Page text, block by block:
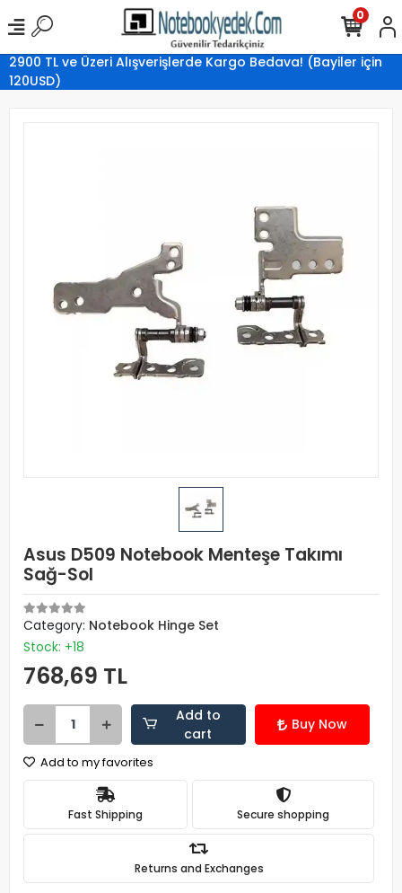
2900 TL ve Üzeri Alışverişlerde Kargo Bedava! (Bayiler için
120USD)
0
Asus D509 Notebook Menteşe Takımı
Sağ-Sol
Category: Notebook Hinge Set
Stock: +18
768,69 TL
Add to
cart
Buy Now
Add to my favorites
Fast Shipping Secure shopping
Returns and Exchanges